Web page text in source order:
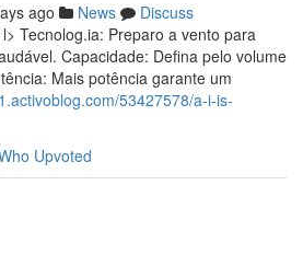
ago News
Discuss
Tecnolog.ia: Preparo a vento para
Capacidade: Defina pelo volume
Mais potência garante um
53427578/a-i-is-
Upvoted